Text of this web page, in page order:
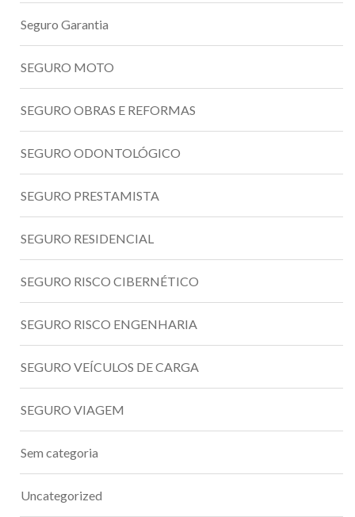
Seguro Garantia
SEGURO MOTO
SEGURO OBRAS E REFORMAS
SEGURO ODONTOLÓGICO
SEGURO PRESTAMISTA
SEGURO RESIDENCIAL
SEGURO RISCO CIBERNÉTICO
SEGURO RISCO ENGENHARIA
SEGURO VEÍCULOS DE CARGA
SEGURO VIAGEM
Sem categoria
Uncategorized